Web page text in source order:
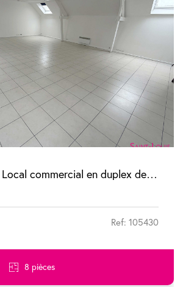
Poissy Centre Local commercial en duplex de 160m2 type maison de ville
Ref: 105430
8 pièces